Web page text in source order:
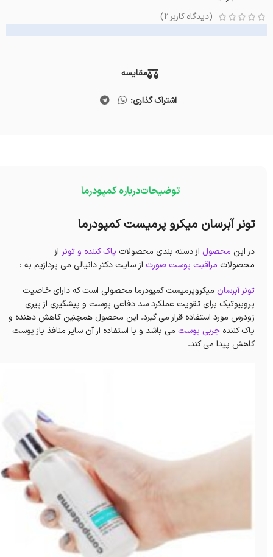
(دیدگاه کاربر 2
)
مقایسه
اشتراک گذاری:
توضیحاتدرباره کمپودرما
تونر آبرسان میکرو پرمیست کمپودرما
در این محصول از دسته بندی محصولات پاک کننده و تونر از
محصولات مراقبت پوست صورت از سایت دکتر دانیالی می پردازیم به :
تونرآبرسان میکروپرمیست کمپودرما محصولی است که دارای خاصیت
پروبیوتیک برای تقویت عملکرد سد دفاعی پوست و پیشگیری از پیری
زودرس مورد استفاده قرار می گیرد. این محصول همچنینکاهش دهنده و
پاک کننده چربی پوست می باشد و با استفاده از آن سایز منافذ باز پوست
کاهش پیدا می کند.